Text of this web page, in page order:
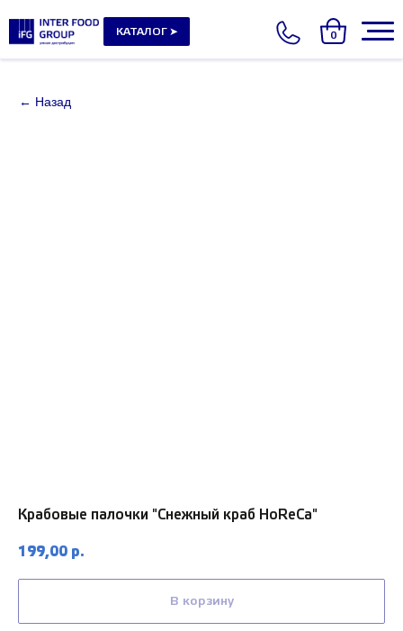
КАТАЛОГ ➤ 0
Крабовые палочки "Снежный краб HoReCa"
199,00 р.
В корзину